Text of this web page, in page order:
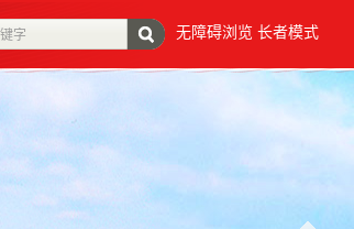
无障碍浏览 长者模式